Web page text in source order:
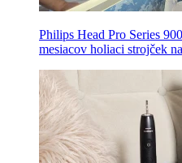
Philips Head Pro Series
mesiacov holiaci strojček